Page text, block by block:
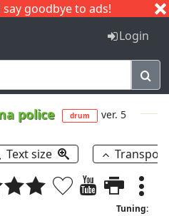
goodbye to ads!
I J
Login
police drum ver. 5
Text size
Tuning: